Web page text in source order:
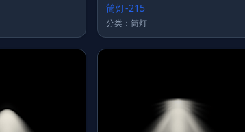
筒灯-215
分类：筒灯